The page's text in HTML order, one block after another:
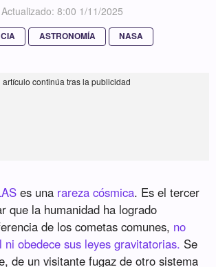
Actualizado: 8:00 1/11/2025
ASTRONOMÍA NASA
es una rareza cósmica. Es el tercer
que la humanidad ha logrado
de los cometas comunes, no
obedece sus leyes gravitatorias. Se
de un visitante fugaz de otro sistema